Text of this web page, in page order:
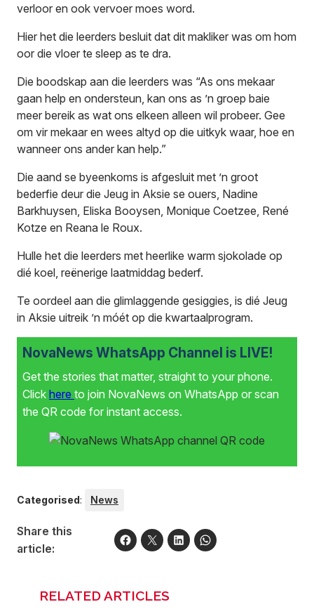
verloor en ook vervoer moes word.
Hier het die leerders besluit dat dit makliker was om hom
oor die vloer te sleep as te dra.
Die boodskap aan die leerders was “As ons mekaar
gaan help en ondersteun, kan ons as ’n groep baie
meer bereik as wat ons elkeen alleen wil probeer. Gee
om vir mekaar en wees altyd op die uitkyk waar, hoe en
wanneer ons ander kan help.”
Die aand se byeenkoms is afgesluit met ’n groot
bederfie deur die Jeug in Aksie se ouers, Nadine
Barkhuysen, Eliska Booysen, Monique Coetzee, René
Kotze en Reana le Roux.
Hulle het die leerders met heerlike warm sjokolade op
dié koel, reënerige laatmiddag bederf.
Te oordeel aan die glimlaggende gesiggies, is dié Jeug
in Aksie uitreik ’n móét op die kwartaalprogram.
NovaNews WhatsApp Channel is LIVE!
Get the stories that matter, straight to your phone.
Click here to join NovaNews on WhatsApp or scan
the QR code for instant access.
Categorised: News
Share this
article:
RELATED ARTICLES